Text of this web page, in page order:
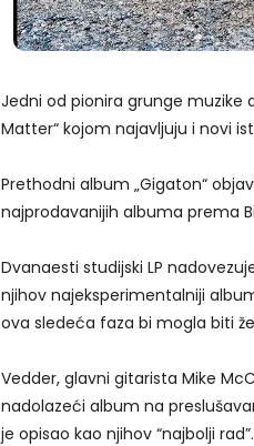
Jedni od pionira grunge muzike
Matter“ kojom najavljuju i novi
Prethodni album „Gigaton“
najprodavanijih albuma prema
Dvanaesti studijski LP
njihov najeksperimentalniji
ova sledeća faza bi mogla biti
Vedder, glavni gitarista Mike
nadolazeći album na
je opisao kao njihov “najbolji